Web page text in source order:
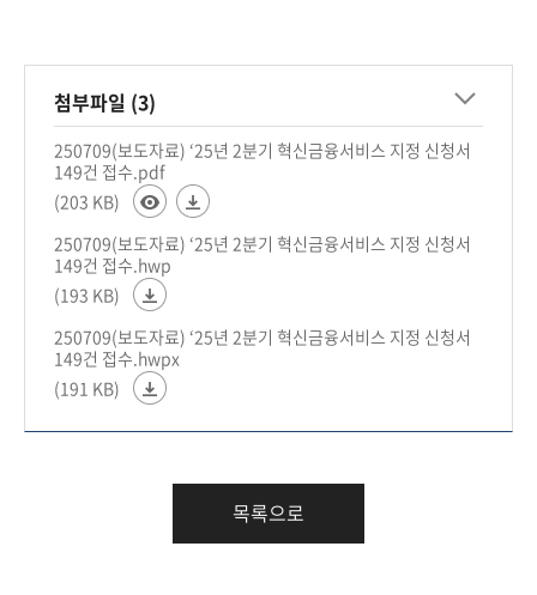
첨부파일 (3)
250709(보도자료) ‘25년 2분기 혁신금융서비스 지정 신청서
149건 접수.pdf
(203 KB)
250709(보도자료) ‘25년 2분기 혁신금융서비스 지정 신청서
149건 접수.hwp
(193 KB)
250709(보도자료) ‘25년 2분기 혁신금융서비스 지정 신청서
149건 접수.hwpx
(191 KB)
목록으로